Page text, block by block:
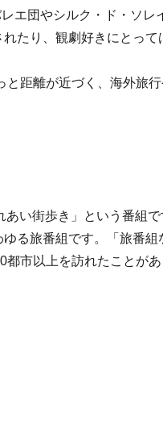
エ団やシルク・ド・ソレ
たり、観劇好きにとって
距離が近づく、海外旅
い街歩き」という番組
る旅番組です。「旅番組
市以上を訪れたことがあ